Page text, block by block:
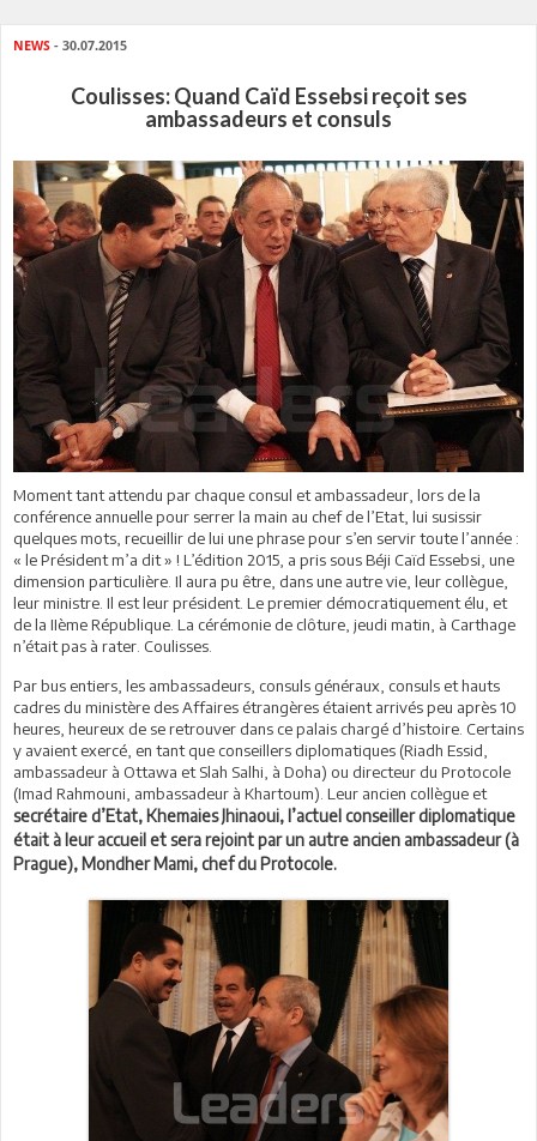
NEWS - 30.07.2015
Coulisses: Quand Caïd Essebsi reçoit ses
ambassadeurs et consuls
Moment tant attendu par chaque consul et ambassadeur, lors de la
conférence annuelle pour serrer la main au chef de l’Etat, lui susissir
quelques mots, recueillir de lui une phrase pour s’en servir toute l’année :
« le Président m’a dit » ! L’édition 2015, a pris sous Béji Caïd Essebsi, une
dimension particulière. Il aura pu être, dans une autre vie, leur collègue,
leur ministre. Il est leur président. Le premier démocratiquement élu, et
de la IIème République. La cérémonie de clôture, jeudi matin, à Carthage
n’était pas à rater. Coulisses.
Par bus entiers, les ambassadeurs, consuls généraux, consuls et hauts
cadres du ministère des Affaires étrangères étaient arrivés peu après 10
heures, heureux de se retrouver dans ce palais chargé d’histoire. Certains
y avaient exercé, en tant que conseillers diplomatiques (Riadh Essid,
ambassadeur à Ottawa et Slah Salhi, à Doha) ou directeur du Protocole
(Imad Rahmouni, ambassadeur à Khartoum). Leur ancien collègue et
secrétaire d’Etat, Khemaies Jhinaoui, l’actuel conseiller diplomatique
était à leur accueil et sera rejoint par un autre ancien ambassadeur (à
Prague), Mondher Mami, chef du Protocole.